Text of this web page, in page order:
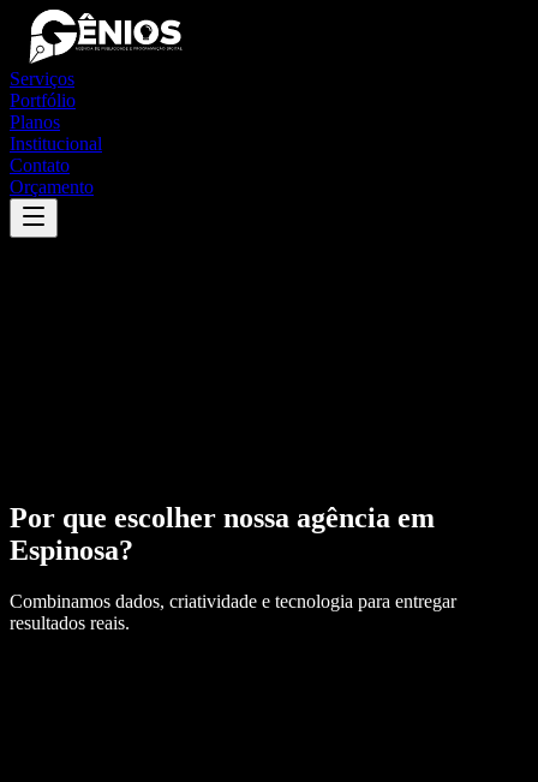
Serviços
Portfólio
Planos
Institucional
Contato
Orçamento
Por que escolher nossa agência em
Espinosa?
Combinamos dados, criatividade e tecnologia para entregar
resultados reais.